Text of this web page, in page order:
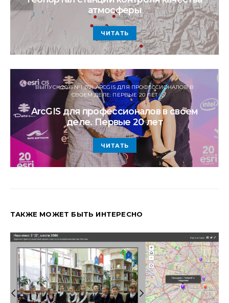
атмосферы
ЧИТАТЬ
ВЫПУСК 2015 №1 (72) ARCGIS ДЛЯ ПРОФЕССИОНАЛОВ В
СВОЕМ ДЕЛЕ: ПЕРВЫЕ 20 ЛЕТ
ArcGIS для профессионалов в своем
деле. Первые 20 лет
ЧИТАТЬ
ТАКЖЕ МОЖЕТ БЫТЬ ИНТЕРЕСНО